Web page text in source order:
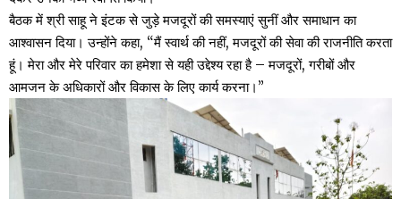
बैठक में श्री साहू ने इंटक से जुड़े मजदूरों की समस्याएं सुनीं और समाधान का
आश्वासन दिया। उन्होंने कहा, “मैं स्वार्थ की नहीं, मजदूरों की सेवा की राजनीति करता
हूं। मेरा और मेरे परिवार का हमेशा से यही उद्देश्य रहा है – मजदूरों, गरीबों और
आमजन के अधिकारों और विकास के लिए कार्य करना।”